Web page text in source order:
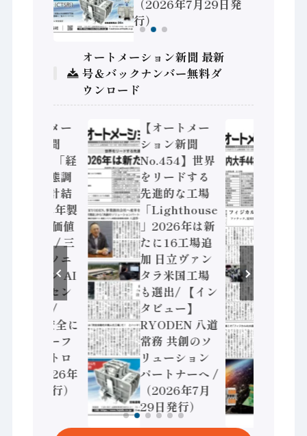
（2026年7月29日発
行）
オートメーション新聞 最新
号＆バックナンバー無料ダ
ウンロード
【オートメー
ション新聞
No.455】「経
済構造実態調
査二次集計結
果」2024年製
造業 付加価値
額86兆円 / 三
菱電機とソニ
ーセミコン AI
ビジョンセン
サで協業 /
IDEC、安全に
動かすセーフ
ティコントロ
ーラ（2026年
8月5日発行）
【オートメー
ション新聞
No.454】世界
をリードする
先進的な工場
「Lighthouse
」2026年は新
たに16工場追
加 日立ヴァン
タラ米国工場
も選出/ 【イン
タビュー】
RYODEN 八道
常務 共創のソ
リューション
パートナーへ /
（2026年7月
29日発行）